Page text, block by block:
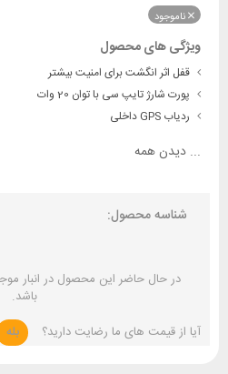
ناموجود
ویژگی های محصول
قفل اثر انگشت برای امنیت بیشتر
پورت شارژ تایپ سی با توان 20 وات
ردیاب GPS داخلی
... دیدن همه
شناسه محصول:
در حال حاضر این محصول در انبار
باشد.
آیا از قیمت های ما رضایت دارید؟
بله